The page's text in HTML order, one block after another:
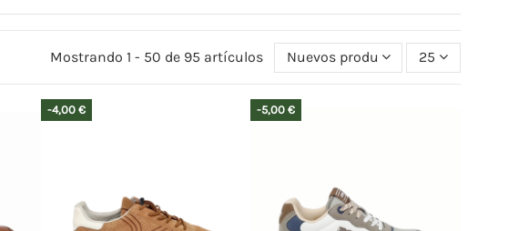
Mostrando 1 - 50 de 95 artículos Nuevos productos primeros
25
-4,00 € -5,00 €